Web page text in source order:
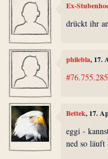
Ex-
drückt ihr
philebla, 17.
#76.755.285
Bettek, 17.
eggi -
ned so läuft